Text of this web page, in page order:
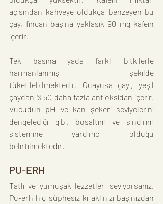
açısından kahveye oldukça benzeyen bu
çay, fincan başına yaklaşık 90 mg kafein
içerir.
Tek başına yada farklı bitkilerle
harmanlanmış şekilde
tüketilebilmektedir. Guayusa çayı, yeşil
çaydan %50 daha fazla antioksidan içerir.
Vücudun pH ve kan şekeri seviyelerini
dengelediği gibi, boşaltım ve sindirim
sistemine yardımcı olduğu
belirtilmektedir.
PU-ERH
Tatlı ve yumuşak lezzetleri seviyorsanız,
Pu-erh hiç şüphesiz ki aklınızı başınızdan